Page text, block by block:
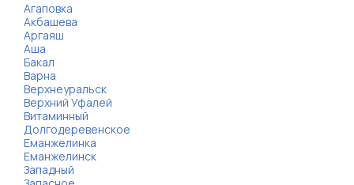
Агаповка
Акбашева
Аргаяш
Аша
Бакал
Варна
Верхнеуральск
Верхний Уфалей
Витаминный
Долгодеревенское
Еманжелинка
Еманжелинск
Западный